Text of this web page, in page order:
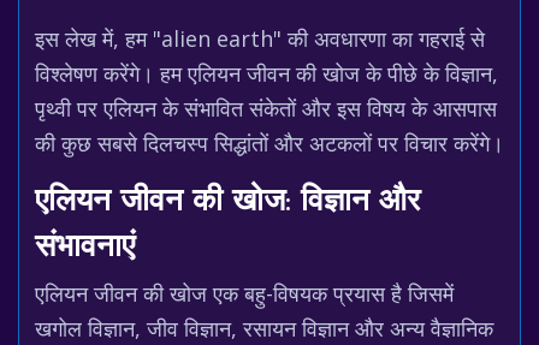
इस लेख में, हम "alien earth" की अवधारणा का गहराई से
विश्लेषण करेंगे। हम एलियन जीवन की खोज के पीछे के विज्ञान,
पृथ्वी पर एलियन के संभावित संकेतों और इस विषय के आसपास
की कुछ सबसे दिलचस्प सिद्धांतों और अटकलों पर विचार करेंगे।
एलियन जीवन की खोज: विज्ञान और
संभावनाएं
एलियन जीवन की खोज एक बहु-विषयक प्रयास है जिसमें
खगोल विज्ञान, जीव विज्ञान, रसायन विज्ञान और अन्य वैज्ञानिक